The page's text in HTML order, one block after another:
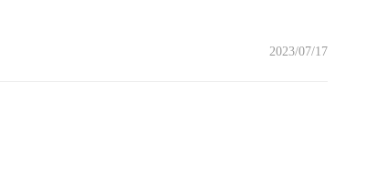
2023/07/17